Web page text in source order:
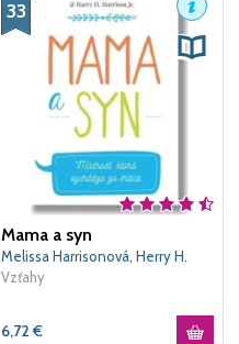
33
Mama a syn
Melissa Harrisonová, Herry H.
Harrison Jr.
Vzťahy
6,72 €